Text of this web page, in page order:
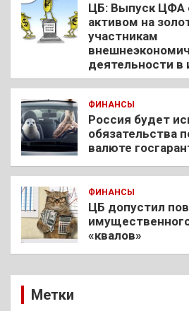
ЦБ: Выпуск ЦФА
активом на
участникам
деятельности в
ФИНАНСЫ
Россия будет
обязательства
валюте
ФИНАНСЫ
ЦБ допустил
«квалов»
Метки